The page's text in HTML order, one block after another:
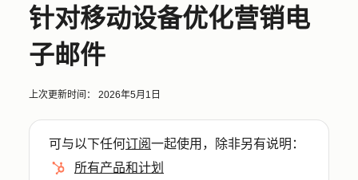
针对移动设备优化营销电
子邮件
上次更新时间： 2026年5月1日
可与以下任何订阅一起使用，除非另有说明：
所有产品和计划